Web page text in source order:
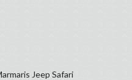
Jeep Safari